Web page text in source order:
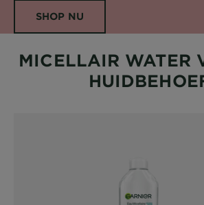
SHOP NU
MICELLAIR WATER